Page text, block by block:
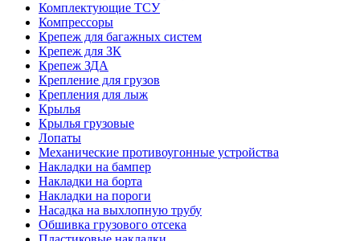
Комплектующие ТСУ
Компрессоры
Крепеж для багажных систем
Крепеж для ЗК
Крепеж ЗДА
Крепление для грузов
Крепления для лыж
Крылья
Крылья грузовые
Лопаты
Механические противоугонные устройства
Накладки на бампер
Накладки на борта
Накладки на пороги
Насадка на выхлопную трубу
Обшивка грузового отсека